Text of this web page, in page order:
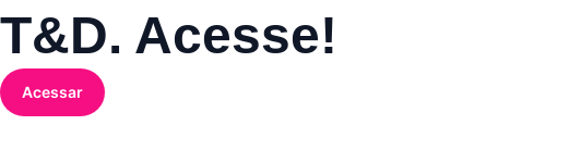
T&D. Acesse!
Acessar